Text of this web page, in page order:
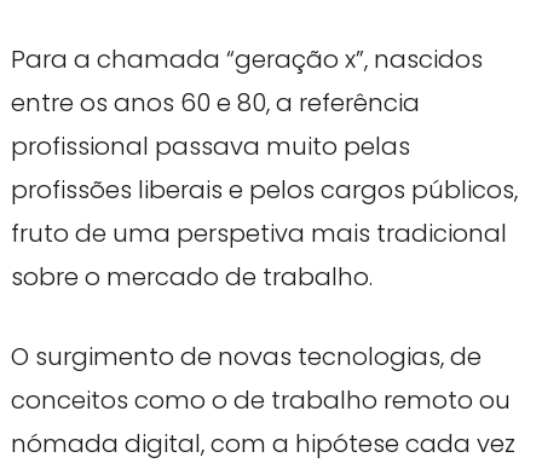
Para a chamada “geração x”, nascidos
entre os anos 60 e 80, a referência
profissional passava muito pelas
profissões liberais e pelos cargos públicos,
fruto de uma perspetiva mais tradicional
sobre o mercado de trabalho.
O surgimento de novas tecnologias, de
conceitos como o de trabalho remoto ou
nómada digital, com a hipótese cada vez